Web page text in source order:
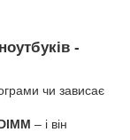
-
чи зависає
– і він